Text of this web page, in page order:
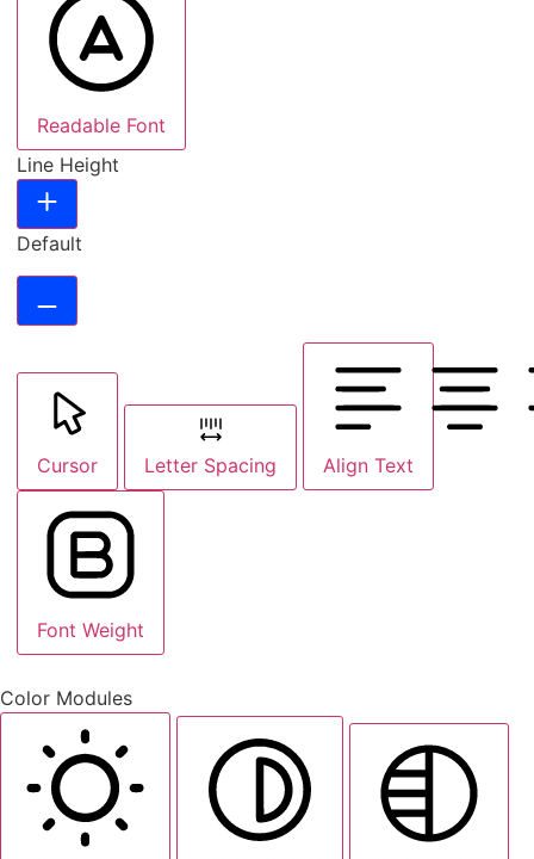
Readable Font
Line Height
Default
Cursor Letter Spacing Align Text
Font Weight
Color Modules